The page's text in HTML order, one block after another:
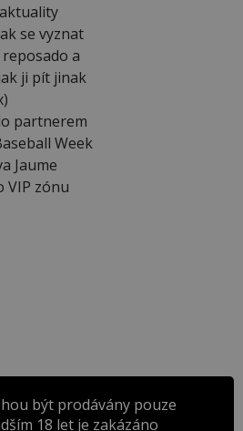
se vyznat
a
ji pít jinak
partnerem
Week
Jaume
VIP zónu
být prodávány pouze
18 let je zakázáno